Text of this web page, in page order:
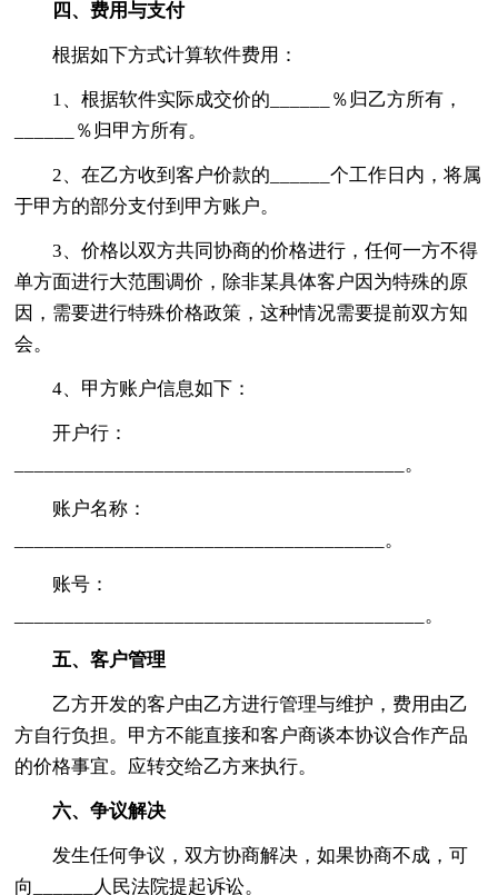
四、费用与支付
根据如下方式计算软件费用：
1、根据软件实际成交价的______％归乙方所有，
______％归甲方所有。
2、在乙方收到客户价款的______个工作日内，将属
于甲方的部分支付到甲方账户。
3、价格以双方共同协商的价格进行，任何一方不得
单方面进行大范围调价，除非某具体客户因为特殊的原
因，需要进行特殊价格政策，这种情况需要提前双方知
会。
4、甲方账户信息如下：
开户行：
_______________________________________。
账户名称：
_____________________________________。
账号：
_________________________________________。
五、客户管理
乙方开发的客户由乙方进行管理与维护，费用由乙
方自行负担。甲方不能直接和客户商谈本协议合作产品
的价格事宜。应转交给乙方来执行。
六、争议解决
发生任何争议，双方协商解决，如果协商不成，可
向______人民法院提起诉讼。